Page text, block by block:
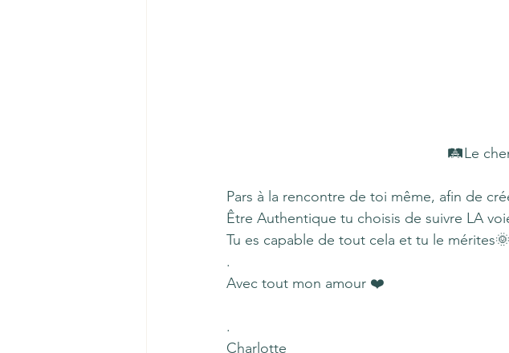
🛤Le
Pars à la rencontre de toi même, afin de
Être Authentique tu choisis de suivre LA
Tu es capable de tout cela et tu le mérites🌞
.
Avec tout mon amour ❤️
.
Charlotte